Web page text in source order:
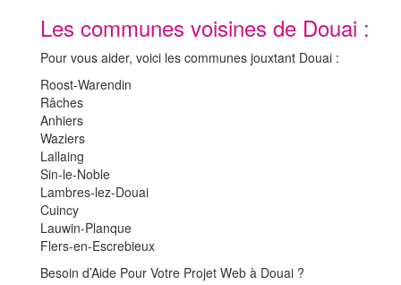
Les communes voisines de Douai :
Pour vous aider, voici les communes jouxtant Douai :
Roost-Warendin
Râches
Anhiers
Waziers
Lallaing
Sin-le-Noble
Lambres-lez-Douai
Cuincy
Lauwin-Planque
Flers-en-Escrebieux
Besoin d’Aide Pour Votre Projet Web à Douai ?